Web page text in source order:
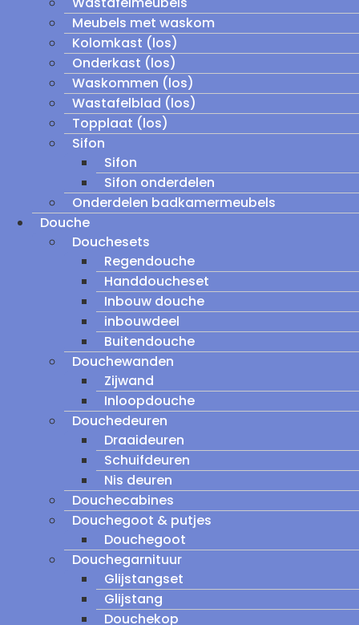
Meubels met waskom
Kolomkast (los)
Onderkast (los)
Waskommen (los)
Wastafelblad (los)
Topplaat (los)
Sifon
Sifon
Sifon onderdelen
Onderdelen badkamermeubels
Douche
Douchesets
Regendouche
Handdoucheset
Inbouw douche
inbouwdeel
Buitendouche
Douchewanden
Zijwand
Inloopdouche
Douchedeuren
Draaideuren
Schuifdeuren
Nis deuren
Douchecabines
Douchegoot & putjes
Douchegoot
Douchegarnituur
Glijstangset
Glijstang
Douchekop